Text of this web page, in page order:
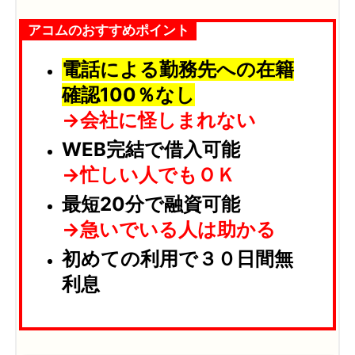
アコムのおすすめポイント
電話による勤務先への在籍
確認100％なし
→会社に怪しまれない
WEB完結で借入可能
→忙しい人でもＯＫ
最短20分で融資可能
→急いでいる人は助かる
初めての利用で３０日間無
利息